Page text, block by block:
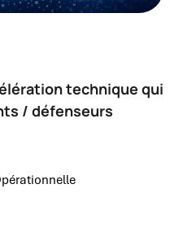
technique qui
/ défenseurs